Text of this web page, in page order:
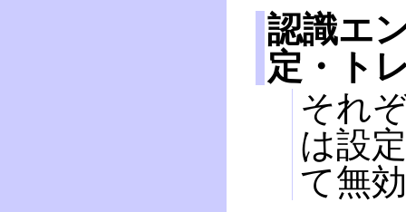
認識エ
定・ト
それ
は設
て無